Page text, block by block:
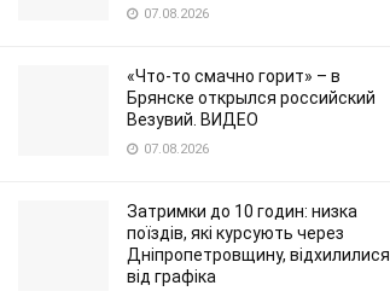
07.08.2026
«Что-то смачно горит» – в
Брянске открылся российский
Везувий. ВИДЕО
07.08.2026
Затримки до 10 годин: низка
поїздів, які курсують через
Дніпропетровщину, відхилилися
від графіка